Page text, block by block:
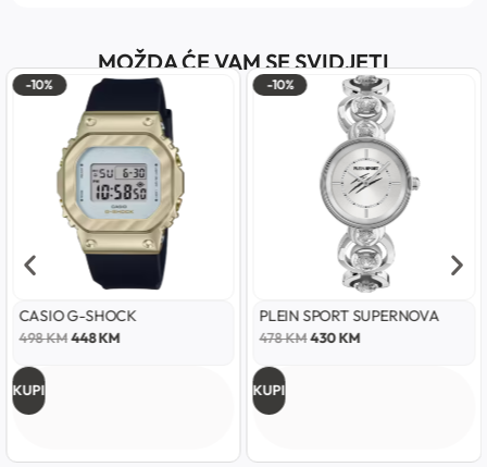
MOŽDA ĆE VAM SE SVIDJETI
-10%
CASIO G-SHOCK
498KM448KM
KUPI
-10%
PLEIN SPORT SUPERNOVA
478KM430KM
KUPI